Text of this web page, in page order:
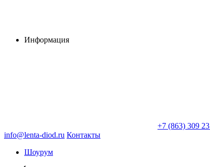
Информация
+7 (863) 309
info@lenta-diod.ru Контакты
Шоурум